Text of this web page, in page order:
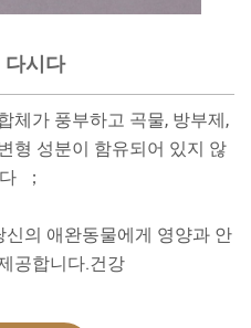
다시다
체가 풍부하고 곡물, 방부제,
형 성분이 함유되어 있지 않
；
신의 애완동물에게 영양과 안
공합니다.건강